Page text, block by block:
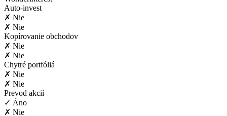
Auto-invest
✗ Nie
✗ Nie
Kopírovanie obchodov
✗ Nie
✗ Nie
Chytré portfóliá
✗ Nie
✗ Nie
Prevod akcií
✓ Áno
✗ Nie